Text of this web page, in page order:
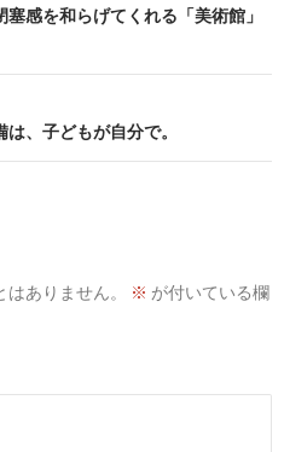
感を和らげてくれる「美術館」
、子どもが自分で。
ありません。 ※ が付いている欄